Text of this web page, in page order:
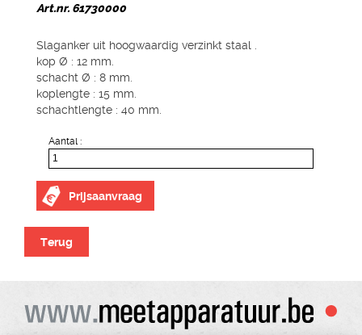
Art.nr. 61730000
Slaganker uit hoogwaardig verzinkt staal .
kop Ø : 12 mm.
schacht Ø : 8 mm.
koplengte : 15 mm.
schachtlengte : 40 mm.
Aantal :
Prijsaanvraag
Terug